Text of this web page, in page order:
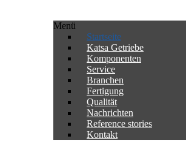
Menü
Startseite
Katsa Getriebe
Komponenten
Service
Branchen
Fertigung
Qualität
Nachrichten
Reference stories
Kontakt